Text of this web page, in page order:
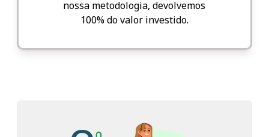
nossa metodologia, devolvemos
100% do valor investido.